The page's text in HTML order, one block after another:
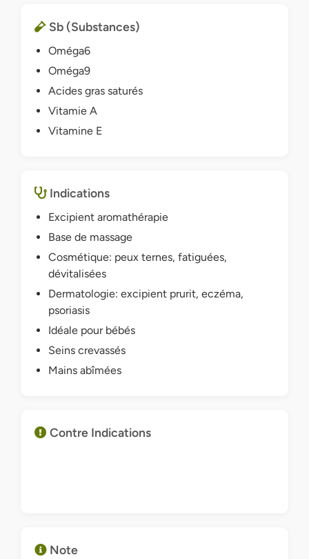
Sb (Substances)
Oméga6
Oméga9
Acides gras saturés
Vitamie A
Vitamine E
Indications
Excipient aromathérapie
Base de massage
Cosmétique: peux ternes, fatiguées,
dévitalisées
Dermatologie: excipient prurit, eczéma,
psoriasis
Idéale pour bébés
Seins crevassés
Mains abîmées
Contre Indications
Note